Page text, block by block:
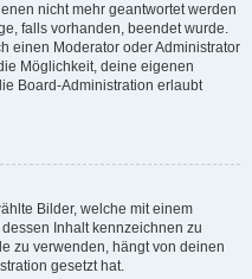
nicht mehr geantwortet werden
falls vorhanden, beendet wurde.
einen Moderator oder Administrator
Möglichkeit, deine eigenen
Board-Administration erlaubt
Bilder, welche mit einem
Inhalt kennzeichnen zu
zu verwenden, hängt von deinen
gesetzt hat.